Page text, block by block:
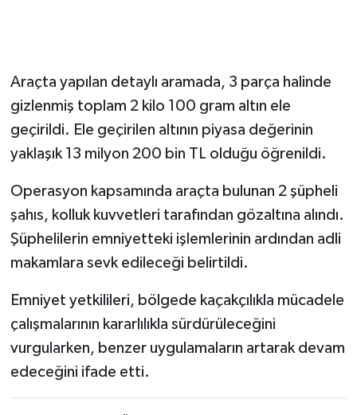
Araçta yapılan detaylı aramada, 3 parça halinde
gizlenmiş toplam 2 kilo 100 gram altın ele
geçirildi. Ele geçirilen altının piyasa değerinin
yaklaşık 13 milyon 200 bin TL olduğu öğrenildi.
Operasyon kapsamında araçta bulunan 2 şüpheli
şahıs, kolluk kuvvetleri tarafından gözaltına alındı.
Şüphelilerin emniyetteki işlemlerinin ardından adli
makamlara sevk edileceği belirtildi.
Emniyet yetkilileri, bölgede kaçakçılıkla mücadele
çalışmalarının kararlılıkla sürdürüleceğini
vurgularken, benzer uygulamaların artarak devam
edeceğini ifade etti.